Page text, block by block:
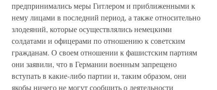
предпринимались меры Гитлером и приближенными к
нему лицами в последний период, а также относительно
злодеяний, которые осуществлялись немецкими
солдатами и офицерами по отношению к советским
гражданам. О своем отношении к фашистским партиям
они заявили, что в Германии военным запрещено
вступать в какие-либо партии и, таким образом, они
якобы ничего не могут сообщить о деятельности